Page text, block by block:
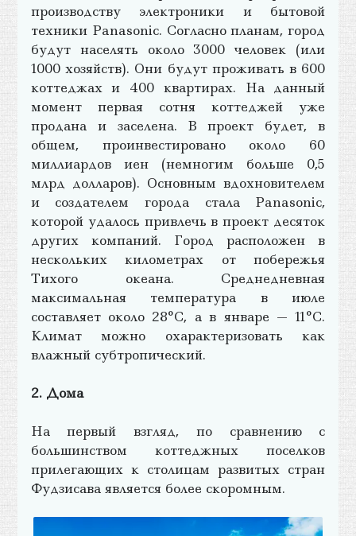
производству электроники и бытовой
техники Panasonic. Согласно планам, город
будут населять около 3000 человек (или
1000 хозяйств). Они будут проживать в 600
коттеджах и 400 квартирах. На данный
момент первая сотня коттеджей уже
продана и заселена. В проект будет, в
общем, проинвестировано около 60
миллиардов иен (немногим больше 0,5
млрд долларов). Основным вдохновителем
и создателем города стала Panasonic,
которой удалось привлечь в проект десяток
других компаний. Город расположен в
нескольких километрах от побережья
Тихого океана. Среднедневная
максимальная температура в июле
составляет около 28°C, а в январе — 11°C.
Климат можно охарактеризовать как
влажный субтропический.
2. Дома
На первый взгляд, по сравнению с
большинством коттеджных поселков
прилегающих к столицам развитых стран
Фудзисава является более скоромным.